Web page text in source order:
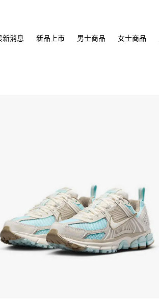
新消息 新品上市 男士商品 女士商品